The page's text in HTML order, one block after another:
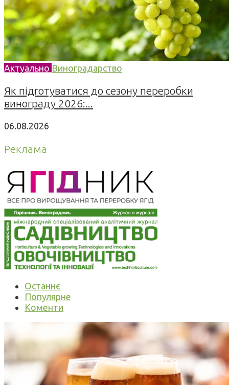
Актуально Виноградарство
Як підготуватися до сезону переробки
винограду 2026:...
06.08.2026
Реклама
Останнє
Популярне
Коменти